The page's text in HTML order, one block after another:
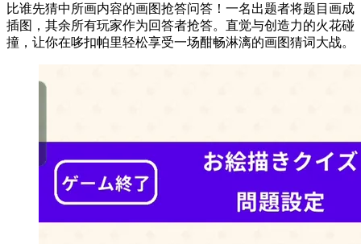
比谁先猜中所画内容的画图抢答问答！一名出题者将题目画成
插图，其余所有玩家作为回答者抢答。直觉与创造力的火花碰
撞，让你在哆扣帕里轻松享受一场酣畅淋漓的画图猜词大战。